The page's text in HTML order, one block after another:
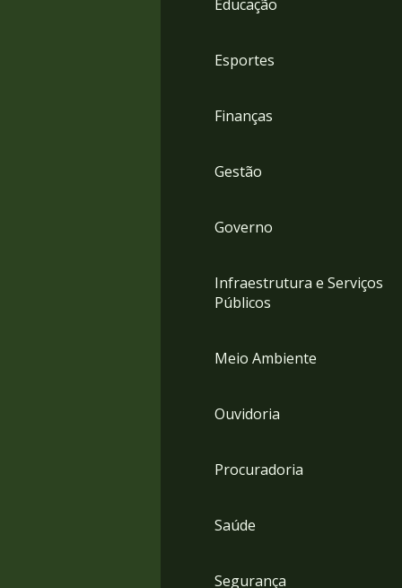
Educação
Esportes
Finanças
Gestão
Governo
Infraestrutura e Serviços
Públicos
Meio Ambiente
Ouvidoria
Procuradoria
Saúde
Segurança